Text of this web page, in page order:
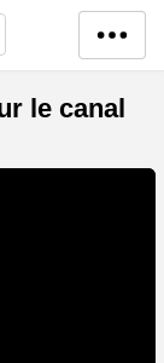
principal
le canal